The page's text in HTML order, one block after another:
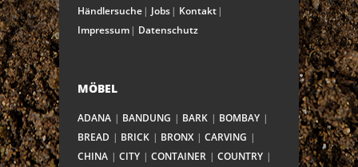
Händlersuche
Jobs
Kontakt
Impressum
Datenschutz
MÖBEL
ADANA BANDUNG BARK
BOMBAY
BREAD
BRICK BRONX
CARVING
CHINA
CITY CONTAINER
COUNTRY